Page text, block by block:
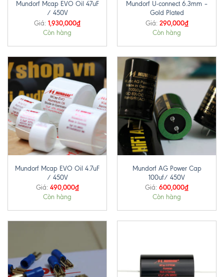
Mundorf Mcap EVO Oil 47uF
/ 450V
Giá: 1,930,000₫
Còn hàng
Mundorf U-connect 6.3mm –
Gold Plated
Giá: 290,000₫
Còn hàng
Mundorf Mcap EVO Oil 4.7uF
/ 450V
Giá: 490,000₫
Còn hàng
Mundorf AG Power Cap
100uf/ 450V
Giá: 600,000₫
Còn hàng